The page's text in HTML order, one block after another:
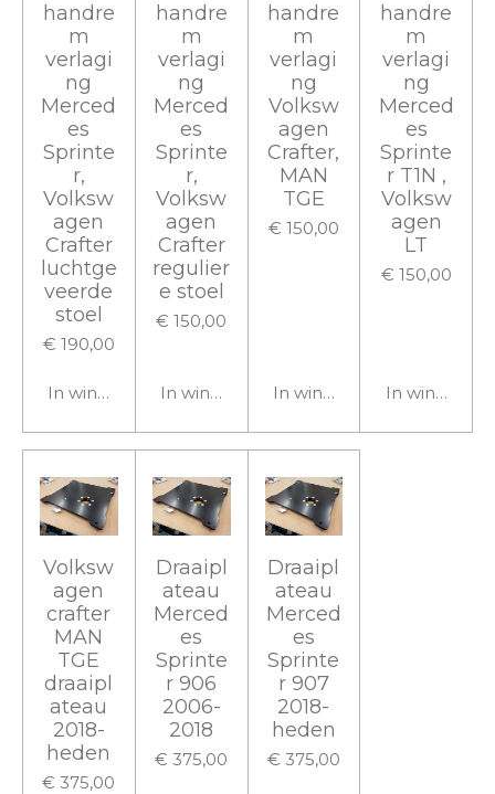
handre
m
verlagi
ng
Merced
es
Sprinte
r,
Volksw
agen
Crafter
luchtge
veerde
stoel
€ 190,00
In winkelwagen
handre
m
verlagi
ng
Merced
es
Sprinte
r,
Volksw
agen
Crafter
regulier
e stoel
€ 150,00
In winkelwagen
handre
m
verlagi
ng
Volksw
agen
Crafter,
MAN
TGE
€ 150,00
In winkelwagen
handre
m
verlagi
ng
Merced
es
Sprinte
r T1N ,
Volksw
agen
LT
€ 150,00
In
Volksw
agen
crafter
MAN
TGE
draaipl
ateau
2018-
heden
€ 375,00
Draaipl
ateau
Merced
es
Sprinte
r 906
2006-
2018
€ 375,00
Draaipl
ateau
Merced
es
Sprinte
r 907
2018-
heden
€ 375,00